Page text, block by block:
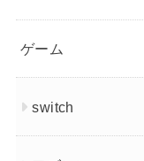
ゲーム
switch